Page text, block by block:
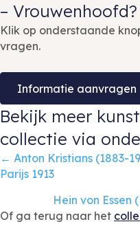
– Vrouwenhoofd?
Klik op onderstaande
vragen.
Informatie aanvragen
Bekijk meer
collectie via
Posts
navigation
← Anton Kristians (1883-
Parijs 1913
Hein von Essen
Of ga terug naar het